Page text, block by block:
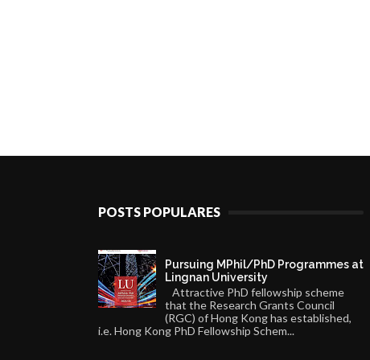
POSTS POPULARES
Pursuing MPhil/PhD Programmes at
Lingnan University
Attractive PhD fellowship scheme
that the Research Grants Council
(RGC) of Hong Kong has established,
i.e. Hong Kong PhD Fellowship Schem...